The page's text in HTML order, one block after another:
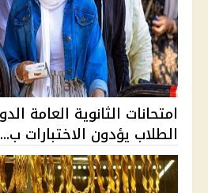
الطلاب يؤدون الاختبارات ب...